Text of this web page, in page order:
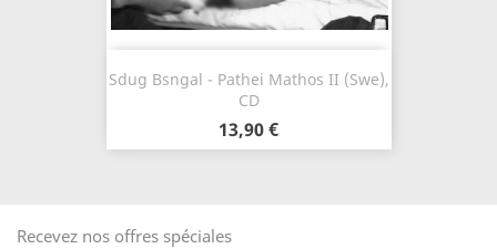
Sdug Bsngal - Pathei Mathos II (Swe),
CD
13,90 €
Recevez nos offres spéciales